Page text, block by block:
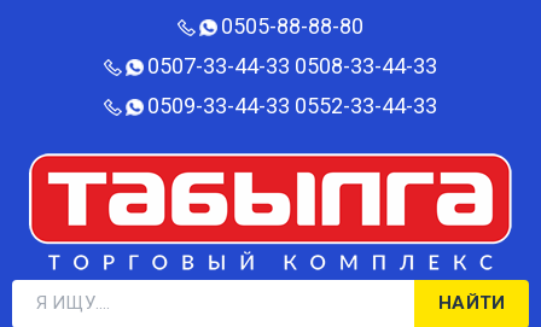
0505-88-88-80‬
0507-33-44-33 0508-33-44-33
0509-33-44-33 0552-33-44-33
НАЙТИ